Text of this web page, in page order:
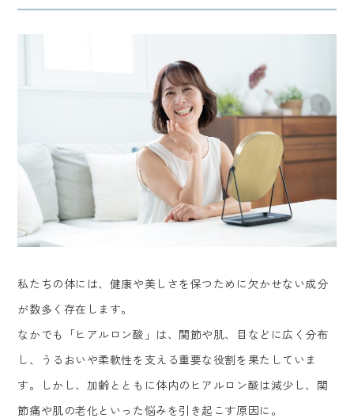
私たちの体には、健康や美しさを保つために欠かせない成分
が数多く存在します。
なかでも「ヒアルロン酸」は、関節や肌、目などに広く分布
し、うるおいや柔軟性を支える重要な役割を果たしていま
す。しかし、加齢とともに体内のヒアルロン酸は減少し、関
節痛や肌の老化といった悩みを引き起こす原因に。